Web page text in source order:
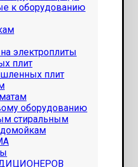
к оборудованию
электроплиты
плит
плит
оборудованию
стиральным